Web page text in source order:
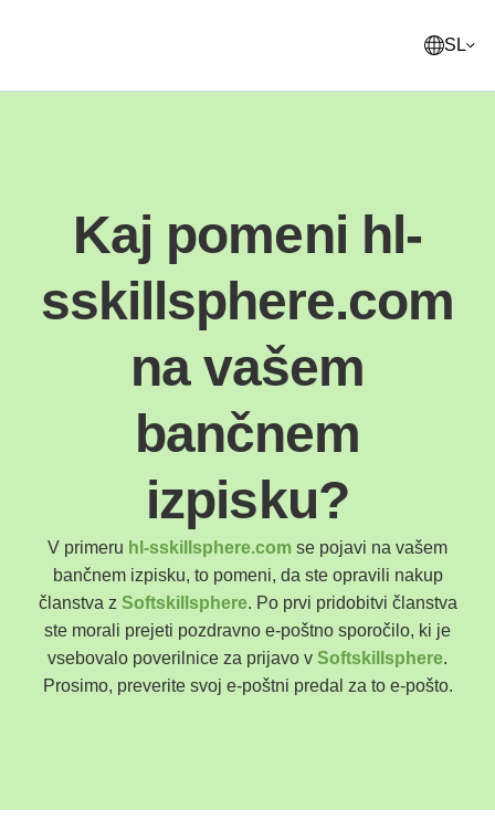
SL
Français
France
Norway
Sweden
Finland
Italiano
Italy
Polski
Poland
Español
Spain
Deutsch
Germany
Nederlands
Kaj pomeni hl-
sskillsphere.com
na vašem
bančnem
izpisku?
V primeru hl-sskillsphere.com se pojavi na vašem
bančnem izpisku, to pomeni, da ste opravili nakup
članstva z Softskillsphere. Po prvi pridobitvi članstva
ste morali prejeti pozdravno e-poštno sporočilo, ki je
vsebovalo poverilnice za prijavo v Softskillsphere.
Prosimo, preverite svoj e-poštni predal za to e-pošto.